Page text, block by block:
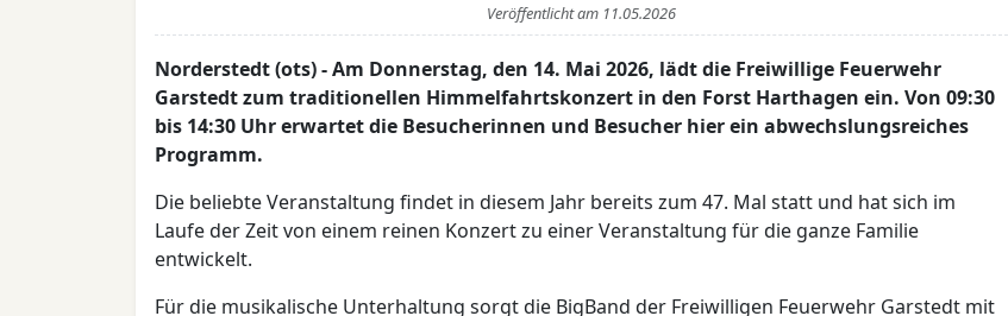
Veröffentlicht am 11.05.2026
Norderstedt (ots) - Am Donnerstag, den 14. Mai 2026, lädt die Freiwillige Feuerwehr
Garstedt zum traditionellen Himmelfahrtskonzert in den Forst Harthagen ein. Von 09:30
bis 14:30 Uhr erwartet die Besucherinnen und Besucher hier ein abwechslungsreiches
Programm.
Die beliebte Veranstaltung findet in diesem Jahr bereits zum 47. Mal statt und hat sich im
Laufe der Zeit von einem reinen Konzert zu einer Veranstaltung für die ganze Familie
entwickelt.
Für die musikalische Unterhaltung sorgt die BigBand der Freiwilligen Feuerwehr Garstedt mit